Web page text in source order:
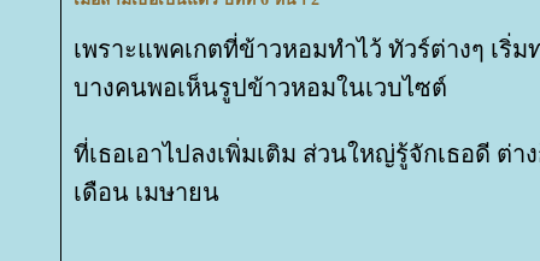
เพราะแพคเกตที่ข้าวหอมทำไว้ ทัวร์ต่างๆ เริ่
บางคนพอเห็นรูปข้าวหอมในเวบไซต์
ที่เธอเอาไปลงเพิ่มเติม ส่วนใหญ่รู้จักเธอดี ต่า
เดือน เมษายน